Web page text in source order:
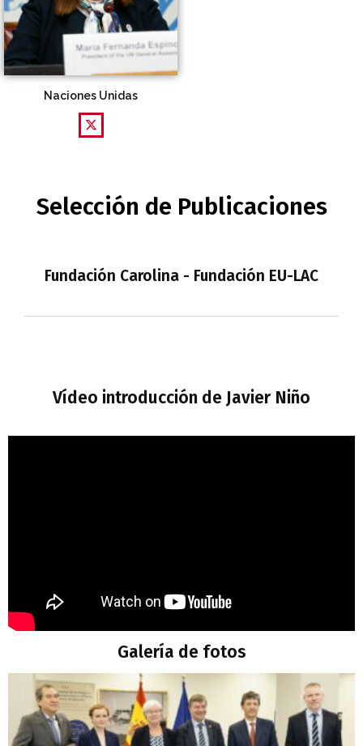
Naciones Unidas
Selección de Publicaciones
Fundación Carolina - Fundación EU-LAC
Vídeo introducción de Javier Niño
Galería de fotos